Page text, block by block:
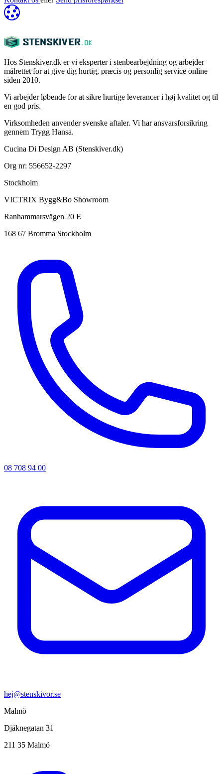
Hos Stenskiver.dk er vi eksperter i stenbearbejdning og arbejder
målrettet for at give dig hurtig, præcis og personlig service online
siden 2010.
Vi arbejder løbende for at sikre hurtige leverancer i høj kvalitet og til
en god pris.
Virksomheden anvender svenske aftaler. Vi har ansvarsforsikring
gennem Trygg Hansa.
Cucina Di Design AB (Stenskiver.dk)
Org nr: 556652-2297
Stockholm
VICTRIX Bygg&Bo Showroom
Ranhammarsvägen 20 E
168 67 Bromma Stockholm
08 708 94 00
hej@stenskivor.se
Malmö
Djäknegatan 31
211 35 Malmö